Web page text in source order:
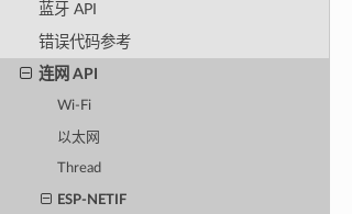
蓝牙 API
错误代码参考
连网 API
Wi-Fi
以太网
Thread
ESP-NETIF